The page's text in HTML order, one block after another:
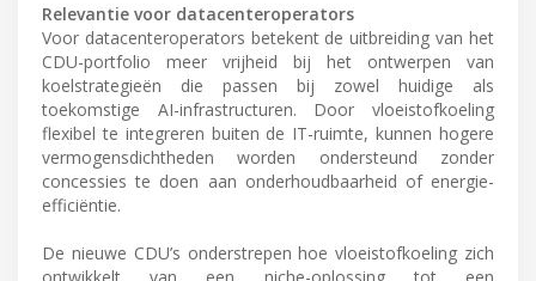
Relevantie voor datacenteroperators
Voor datacenteroperators betekent de uitbreiding van het
CDU-portfolio meer vrijheid bij het ontwerpen van
koelstrategieën die passen bij zowel huidige als
toekomstige AI-infrastructuren. Door vloeistofkoeling
flexibel te integreren buiten de IT-ruimte, kunnen hogere
vermogensdichtheden worden ondersteund zonder
concessies te doen aan onderhoudbaarheid of energie-
efficiëntie.
De nieuwe CDU’s onderstrepen hoe vloeistofkoeling zich
ontwikkelt van een niche-oplossing tot een